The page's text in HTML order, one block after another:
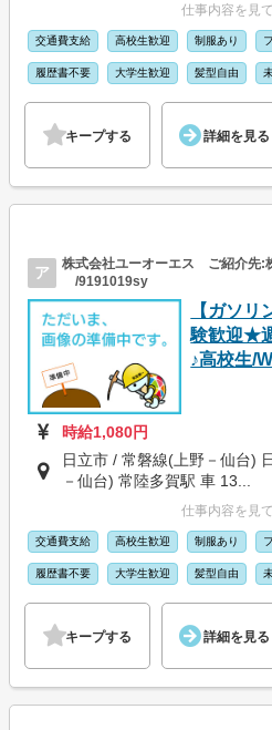
仕事内容を見
交通費支給 高校生歓迎 制服あり
履歴書不要 大学生歓迎 髪型自由
キープする 詳細を見る
ア
株式会社ユーオーエス ご紹介先
/9191019sy
【ガソ
験歓迎★
♪高校生/
時給1,080円
日立市 / 常磐線(上野－仙台)
－仙台) 常陸多賀駅 車 13...
仕事内容を見
交通費支給 高校生歓迎 制服あり
履歴書不要 大学生歓迎 髪型自由
キープする 詳細を見る